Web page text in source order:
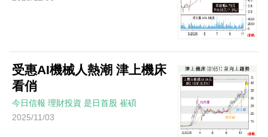
受惠AI機械人熱潮 津上機床
看俏
今日信報 理財投資 是日首股 崔碩
2025/11/03